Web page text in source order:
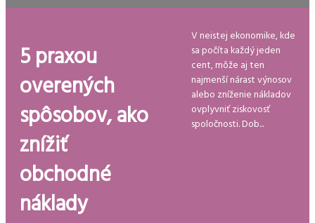
5 praxou
overených
spôsobov, ako
znížiť
obchodné
náklady
V neistej ekonomike, kde
sa počíta každý jeden
cent, môže aj ten
najmenší nárast výnosov
alebo zníženie nákladov
ovplyvniť ziskovosť
spoločnosti. Dob...